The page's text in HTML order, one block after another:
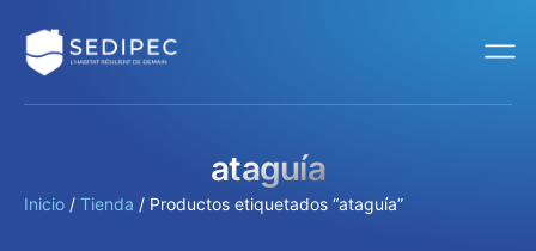
ataguía
Inicio / Tienda / Productos etiquetados “ataguía”